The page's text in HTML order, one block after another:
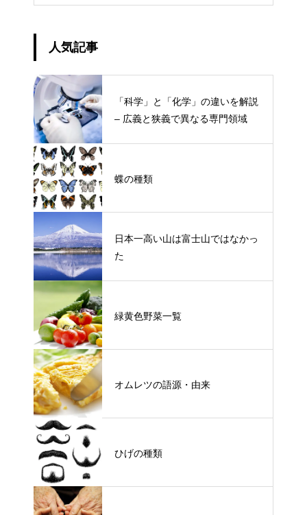
人気記事
「科学」と「化学」の違いを解説
– 広義と狭義で異なる専門領域
蝶の種類
日本一高い山は富士山ではなかっ
た
緑黄色野菜一覧
オムレツの語源・由来
ひげの種類